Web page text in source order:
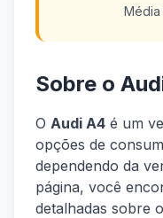
Sobre o
O Audi A4 é um
opções de
dependendo da
página, você
detalhadas sobre